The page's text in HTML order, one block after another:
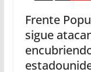
Frente
sigue